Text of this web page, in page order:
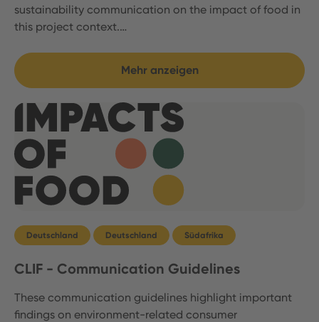
sustainability communication on the impact of food in
this project context.…
Mehr anzeigen
Deutschland Deutschland Südafrika
CLIF - Communication Guidelines
These communication guidelines highlight important
findings on environment-related consumer